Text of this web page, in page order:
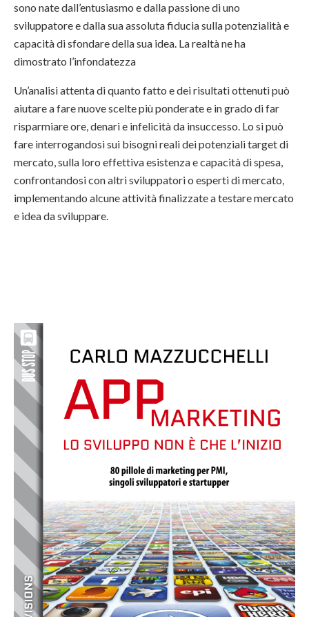
sono nate dall’entusiasmo e dalla passione di uno
sviluppatore e dalla sua assoluta fiducia sulla potenzialità e
capacità di sfondare della sua idea. La realtà ne ha
dimostrato l’infondatezza
Un’analisi attenta di quanto fatto e dei risultati ottenuti può
aiutare a fare nuove scelte più ponderate e in grado di far
risparmiare ore, denari e infelicità da insuccesso. Lo si può
fare interrogandosi sui bisogni reali dei potenziali target di
mercato, sulla loro effettiva esistenza e capacità di spesa,
confrontandosi con altri sviluppatori o esperti di mercato,
implementando alcune attività finalizzate a testare mercato
e idea da sviluppare.